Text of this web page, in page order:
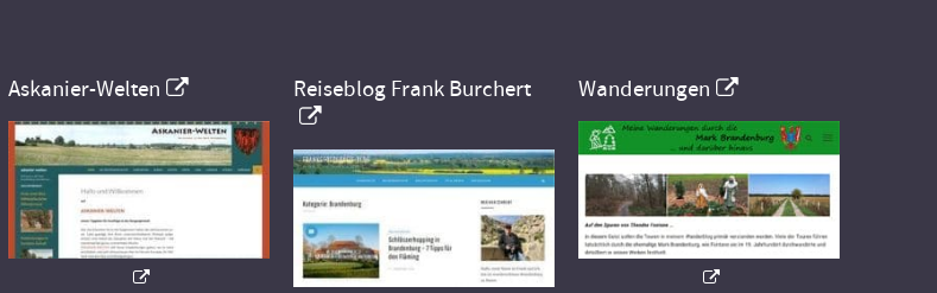
Askanier-Welten Reiseblog Frank Burchert Wanderungen